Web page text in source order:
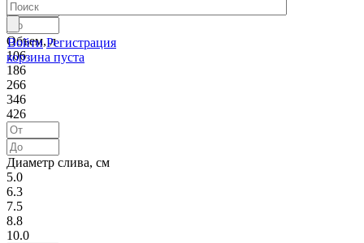
Войти Регистрация
корзина пуста
Объем, л
106
186
266
346
426
Диаметр слива, см
5.0
6.3
7.5
8.8
10.0